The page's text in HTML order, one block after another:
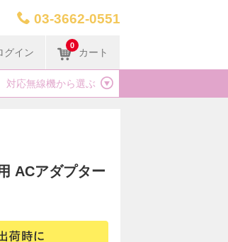
03-3662-0551
グイン
0
カート
対応無線機から選ぶ
ACアダプター